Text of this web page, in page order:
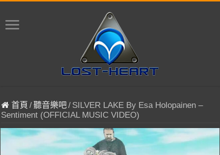
首頁 /聽音樂吧/ SILVER LAKE By Esa Holopainen –
Sentiment (OFFICIAL MUSIC VIDEO)